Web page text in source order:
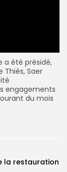
a été présidé,
Thiès, Saer
engagements
du mois
la restauration